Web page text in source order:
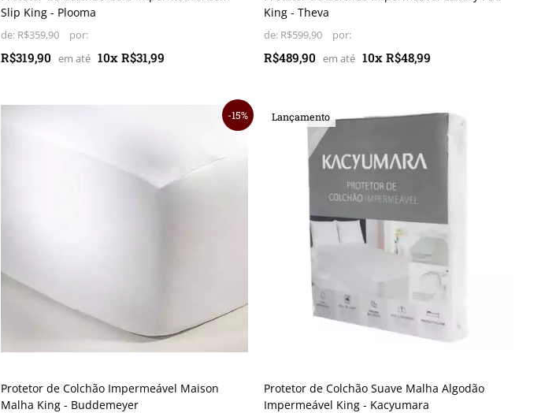
Slip King - Plooma
de: R$359,90
R$319,90 10x R$31,99
King - Theva
de: R$599,90
R$489,90 10x R$48,99
Protetor de Colchão Impermeável Maison
Malha King - Buddemeyer
15% Lançamento
Protetor de Colchão Suave Malha Algodão
Impermeável King - Kacyumara